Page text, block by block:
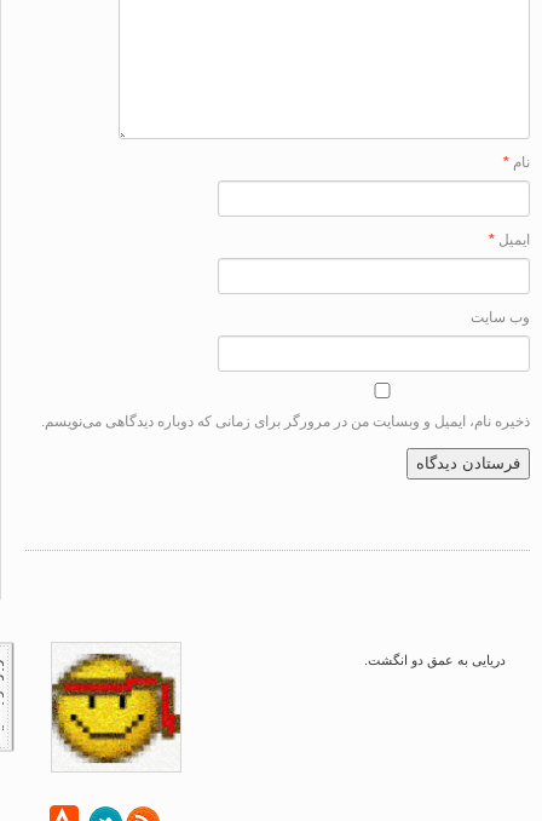
*
نام، ایمیل و وبسایت من در مرورگر برای زمانی که دوباره دیدگاهی می‌نویسم.
دریایی به عمق دو انگشت.